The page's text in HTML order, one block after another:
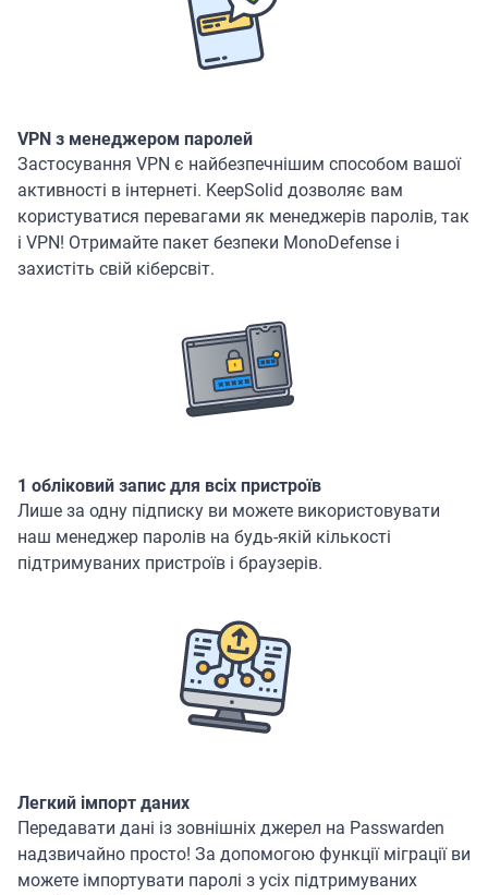
VPN з менеджером паролей
Застосування VPN є найбезпечнішим способом вашої
активності в інтернеті. KeepSolid дозволяє вам
користуватися перевагами як менеджерів паролів, так
і VPN! Отримайте пакет безпеки MonoDefense і
захистіть свій кіберсвіт.
1 обліковий запис для всіх пристроїв
Лише за одну підписку ви можете використовувати
наш менеджер паролів на будь-якій кількості
підтримуваних пристроїв і браузерів.
Легкий імпорт даних
Передавати дані із зовнішніх джерел на Passwarden
надзвичайно просто! За допомогою функції міграції ви
можете імпортувати паролі з усіх підтримуваних